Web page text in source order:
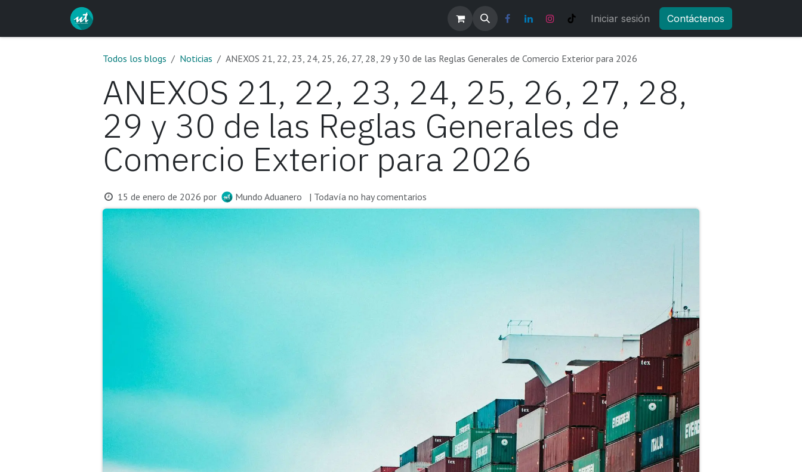
EMPLEOS Noticias y actualizaciones Tienda
Iniciar sesión Contáctenos
Todos los blogs Noticias ANEXOS 21, 22, 23, 24, 25, 26, 27, 28, 29 y 30 de las Reglas Generales de Comercio Exterior para 2026
ANEXOS 21, 22, 23, 24, 25, 26, 27, 28,
29 y 30 de las Reglas Generales de
Comercio Exterior para 2026
15 de enero de 2026 por Mundo Aduanero | Todavía no hay comentarios